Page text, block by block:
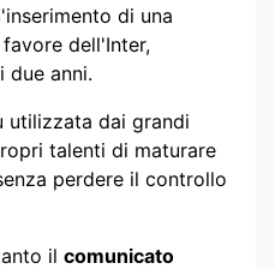
di una
dell'Inter,
due anni.
utilizzata dai grandi
talenti di maturare
perdere il controllo
il comunicato